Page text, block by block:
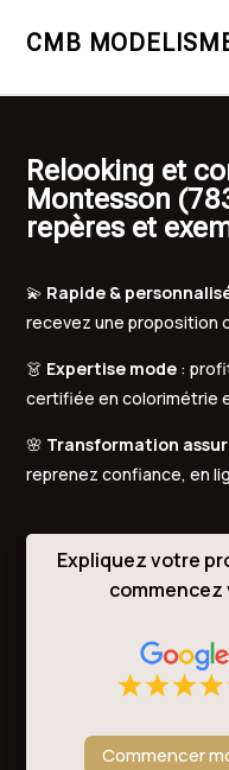
CMB
Relooking et
Montesson
repères et
💫 Rapide &
recevez une proposition
👗 Expertise mode :
certifiée en colorimétrie
🌸 Transformation
reprenez confiance, en
Expliquez votre
Commencer